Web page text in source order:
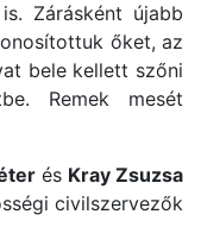
Zárásként újabb
őket, az
bele kellett szőni
Remek mesét
és Kray Zsuzsa
civilszervezők